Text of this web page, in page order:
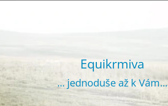
Equikrmiva
... jednoduše až k Vám...
CO POTŘEBUJETE NAJÍT?
HLEDAT